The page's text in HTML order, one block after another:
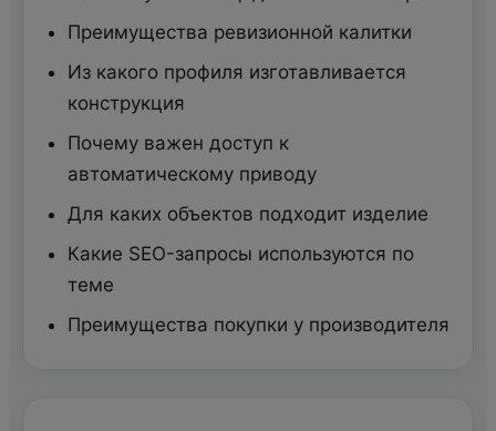
Преимущества ревизионной калитки
Из какого профиля изготавливается
конструкция
Почему важен доступ к
автоматическому приводу
Для каких объектов подходит изделие
Какие SEO-запросы используются по
теме
Преимущества покупки у производителя